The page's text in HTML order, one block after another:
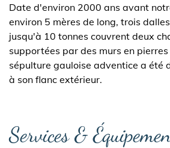
Date d'environ 2000 ans avant
environ 5 mères de long, trois
jusqu'à 10 tonnes couvrent deux
supportées par des murs en
sépulture gauloise adventice a été
à son flanc extérieur.
Services &